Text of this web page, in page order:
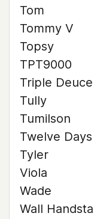
Tom
Tommy V
Topsy
TPT9000
Triple Deuce
Tully
Tumilson
Twelve
Tyler
Viola
Wade
Wall